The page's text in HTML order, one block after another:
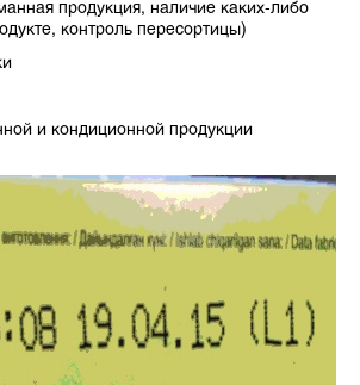
продукция, наличие каких-либо
контроль пересортицы)
и кондиционной продукции